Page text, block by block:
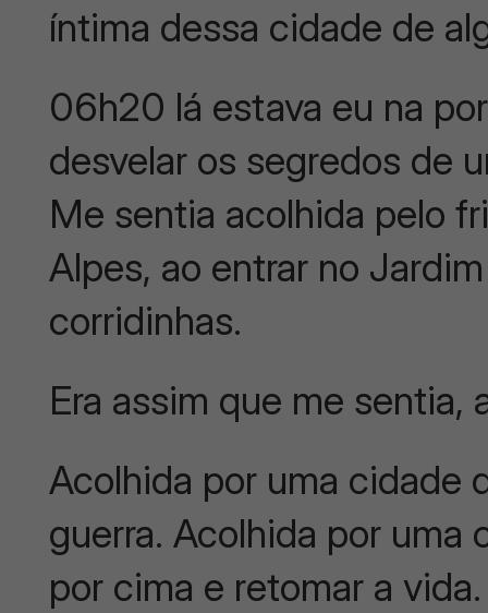
íntima dessa cidade de
06h20 lá estava eu na
desvelar os segredos de
Me sentia acolhida pelo
Alpes, ao entrar no
corridinhas.
Era assim que me sentia,
Acolhida por uma cidade
guerra. Acolhida por uma
por cima e retomar a